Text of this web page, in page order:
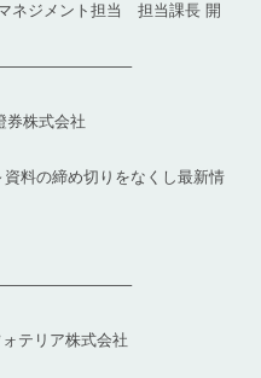
ジメント担当 担当課長 開
式会社
資料の締め切りをなくし最新情
ア株式会社